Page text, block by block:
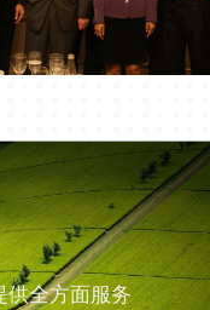
供全方面服务